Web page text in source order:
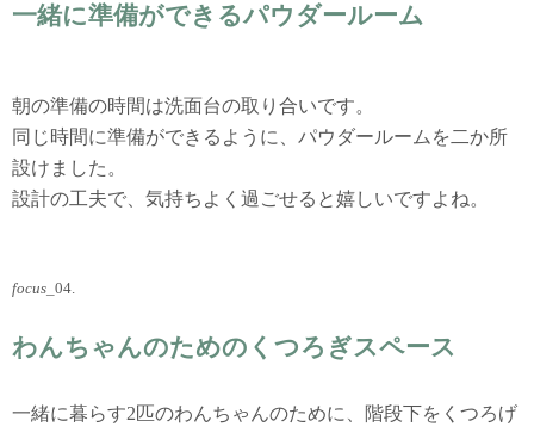
一緒に準備ができるパウダールーム
朝の準備の時間は洗面台の取り合いです。
同じ時間に準備ができるように、パウダールームを二か所
設けました。
設計の工夫で、気持ちよく過ごせると嬉しいですよね。
focus _04.
わんちゃんのためのくつろぎスペース
一緒に暮らす2匹のわんちゃんのために、階段下をくつろげ